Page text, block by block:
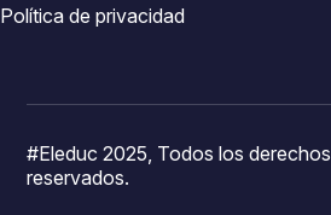
Política de privacidad
#Eleduc 2025, Todos los derechos
reservados.